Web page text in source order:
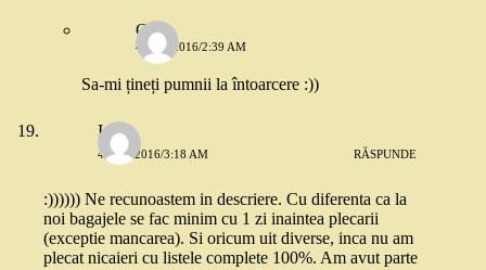
Cam
4 MAI 2016/2:39 AM
Sa-mi țineți pumnii la întoarcere :))
Ioana
4 MAI 2016/3:18 AM RĂSPUNDE
:)))))) Ne recunoastem in descriere. Cu diferenta ca la
noi bagajele se fac minim cu 1 zi inaintea plecarii
(exceptie mancarea). Si oricum uit diverse, inca nu am
plecat nicaieri cu listele complete 100%. Am avut parte